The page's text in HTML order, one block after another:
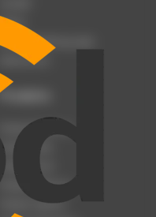
Presse
Datenschutz
Podcast-Beratung
Podcast-Jobs
Podcast-Push
Podcast-Werbung
Podcast-Agentur